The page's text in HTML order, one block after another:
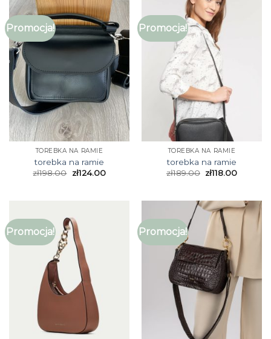
Promocja!
TOREBKA NA RAMIE
torebka na ramie
zł198.00 zł124.00
Promocja!
TOREBKA NA RAMIE
torebka na ramie
zł189.00 zł118.00
Promocja! Promocja!